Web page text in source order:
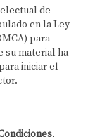
de
en la Ley
para
su material ha
iniciar el
,